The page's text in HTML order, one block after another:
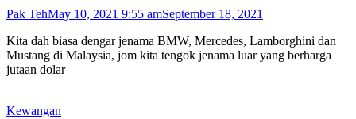
Pak TehMay 10, 2021 9:55 amSeptember 18, 2021
Kita dah biasa dengar jenama BMW, Mercedes, Lamborghini dan
Mustang di Malaysia, jom kita tengok jenama luar yang berharga
jutaan dolar
Kewangan